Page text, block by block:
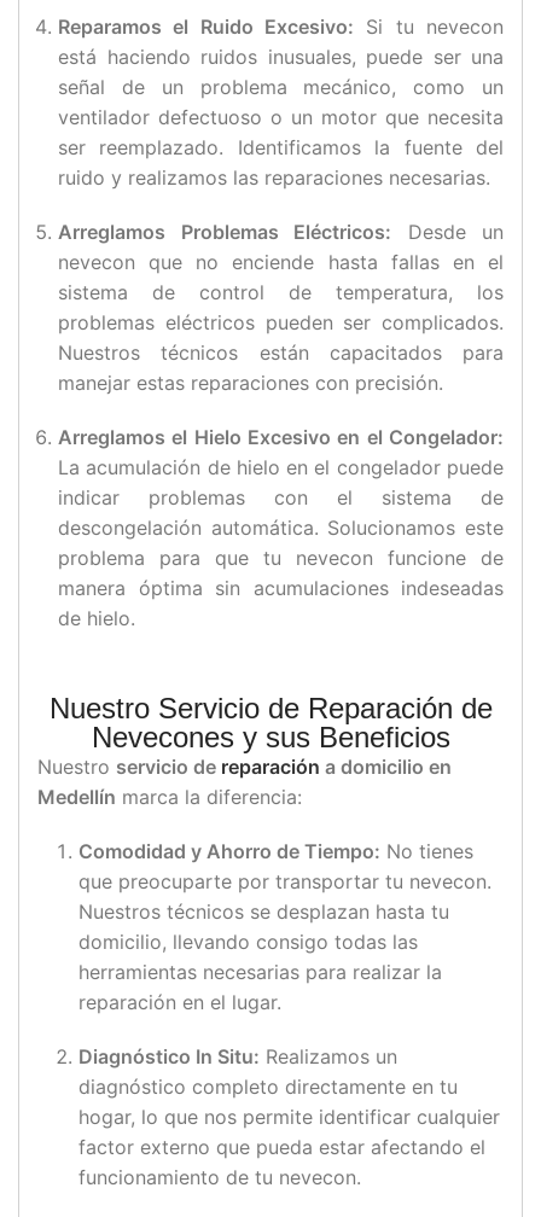
Reparamos el Ruido Excesivo: Si tu nevecon
está haciendo ruidos inusuales, puede ser una
señal de un problema mecánico, como un
ventilador defectuoso o un motor que necesita
ser reemplazado. Identificamos la fuente del
ruido y realizamos las reparaciones necesarias.
Arreglamos Problemas Eléctricos: Desde un
nevecon que no enciende hasta fallas en el
sistema de control de temperatura, los
problemas eléctricos pueden ser complicados.
Nuestros técnicos están capacitados para
manejar estas reparaciones con precisión.
Arreglamos el Hielo Excesivo en el Congelador:
La acumulación de hielo en el congelador puede
indicar problemas con el sistema de
descongelación automática. Solucionamos este
problema para que tu nevecon funcione de
manera óptima sin acumulaciones indeseadas
de hielo.
Nuestro Servicio de Reparación de
Nevecones y sus Beneficios
Nuestro servicio de reparación a domicilio en
Medellín marca la diferencia:
Comodidad y Ahorro de Tiempo: No tienes
que preocuparte por transportar tu nevecon.
Nuestros técnicos se desplazan hasta tu
domicilio, llevando consigo todas las
herramientas necesarias para realizar la
reparación en el lugar.
Diagnóstico In Situ: Realizamos un
diagnóstico completo directamente en tu
hogar, lo que nos permite identificar cualquier
factor externo que pueda estar afectando el
funcionamiento de tu nevecon.